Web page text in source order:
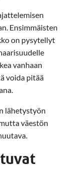
Ensimmäisten
on pysytellyt
vanhaan
voida pitää
lähetystyön
väestön